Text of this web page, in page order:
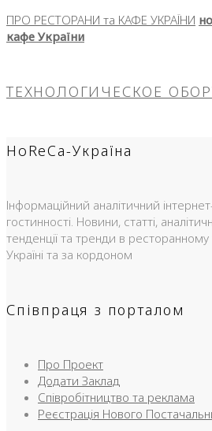
ПРО РЕСТОРАНИ та КАФЕ УКРАЇНИ
кафе України
ТЕХНОЛОГИЧЕСКОЕ
HoReCa-Україна
Інформаційний аналітичний
гостинності. Новини, статті,
тенденції та тренди в ресторанному
Україні та за кордоном
Співпраця з порталом
Про Проект
Додати Заклад
Співробітництво та реклама
Реєстрація Нового